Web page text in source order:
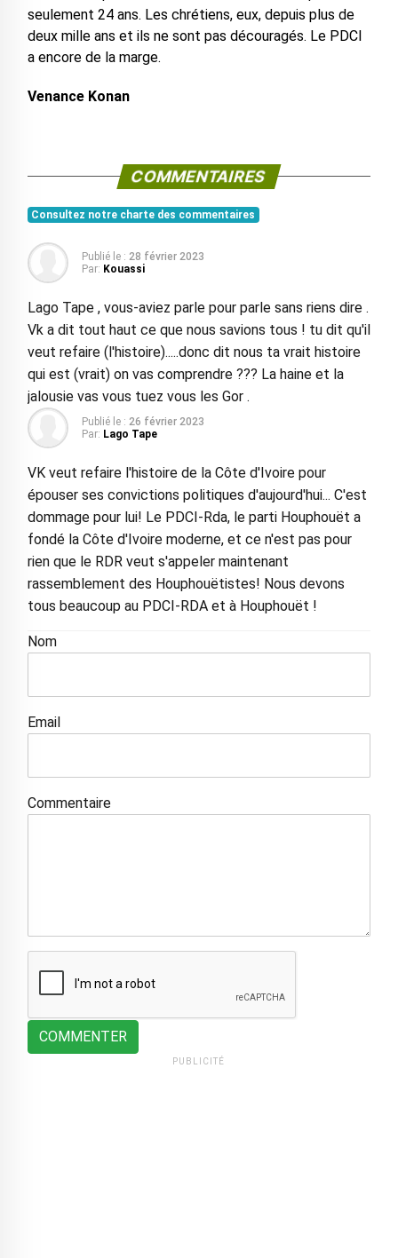
seulement 24 ans. Les chrétiens, eux, depuis plus de
deux mille ans et ils ne sont pas découragés. Le PDCI
a encore de la marge.
Venance Konan
COMMENTAIRES
Consultez notre charte des commentaires
Publié le : 28 février 2023
Par: Kouassi
Lago Tape , vous-aviez parle pour parle sans riens dire .
Vk a dit tout haut ce que nous savions tous ! tu dit qu'il
veut refaire (l'histoire).....donc dit nous ta vrait histoire
qui est (vrait) on vas comprendre ??? La haine et la
jalousie vas vous tuez vous les Gor .
Publié le : 26 février 2023
Par: Lago Tape
VK veut refaire l'histoire de la Côte d'Ivoire pour
épouser ses convictions politiques d'aujourd'hui... C'est
dommage pour lui! Le PDCI-Rda, le parti Houphouët a
fondé la Côte d'Ivoire moderne, et ce n'est pas pour
rien que le RDR veut s'appeler maintenant
rassemblement des Houphouëtistes! Nous devons
tous beaucoup au PDCI-RDA et à Houphouët !
Nom
Email
Commentaire
COMMENTER
PUBLICITÉ